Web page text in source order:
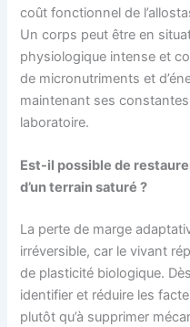
coût fonctionnel de
Un corps peut être en
physiologique intense et
de micronutriments et
maintenant ses
laboratoire.
Est-il possible de
d’un terrain saturé ?
La perte de marge
irréversible, car le vivant
de plasticité biologique.
identifier et réduire les
plutôt qu’à supprimer